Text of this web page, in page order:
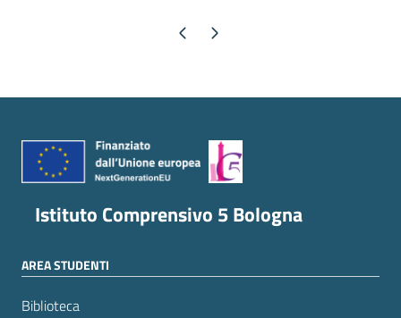
Pagina precedente
Pagina successiva
Istituto Comprensivo 5 Bologna
AREA STUDENTI
Biblioteca